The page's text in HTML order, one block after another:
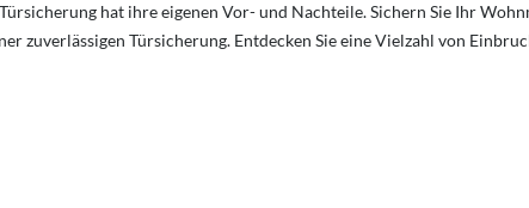
hat ihre eigenen Vor- und Nachteile.Sichern Sie Ihr
zuverlässigen Türsicherung. Entdecken Sie eine Vielzahl von